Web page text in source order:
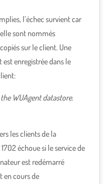
l’échec survient car
sont nommés
sur le client. Une
enregistrée dans le
WUAgent datastore.
les clients de la
échoue si le service de
est redémarré
en cours de